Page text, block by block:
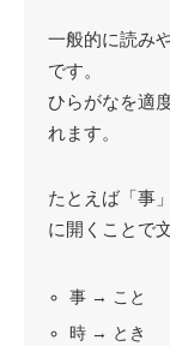
一般的に読み
です。
ひらがなを適
れます。
たとえば「事
に開くことで
事 → こと
時 → とき